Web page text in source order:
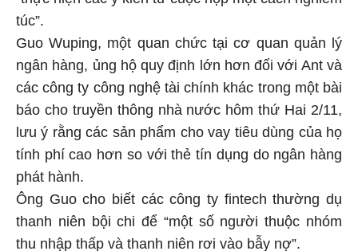
túc”.
Guo Wuping, một quan chức tại cơ quan quản lý
ngân hàng, ủng hộ quy định lớn hơn đối với Ant và
các công ty công nghệ tài chính khác trong một bài
báo cho truyền thông nhà nước hôm thứ Hai 2/11,
lưu ý rằng các sản phẩm cho vay tiêu dùng của họ
tính phí cao hơn so với thẻ tín dụng do ngân hàng
phát hành.
Ông Guo cho biết các công ty fintech thường dụ
thanh niên bội chi để “một số người thuộc nhóm
thu nhập thấp và thanh niên rơi vào bẫy nợ”.